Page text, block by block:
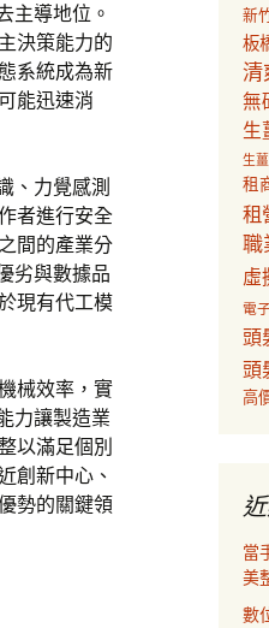
主導地位。
決策能力的
系統成為新
能迅速消
、力覺感測
者進行安全
間的產業分
劣與數據品
現有代工模
械效率，實
力讓製造業
以滿足個別
創新中心、
勢的關鍵領
新
板
清
無
生
生
租
租
職
虛
電
頭
頭
高
當
美
數